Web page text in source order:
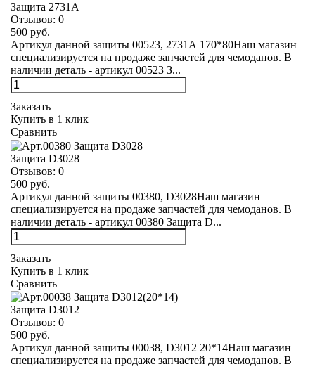
Защита 2731А
Отзывов: 0
500 руб.
Артикул данной защиты 00523, 2731А 170*80Наш магазин
специализируется на продаже запчастей для чемоданов. В
наличии деталь - артикул 00523 З...
Заказать
Купить в 1 клик
Сравнить
Защита D3028
Отзывов: 0
500 руб.
Артикул данной защиты 00380, D3028Наш магазин
специализируется на продаже запчастей для чемоданов. В
наличии деталь - артикул 00380 Защита D...
Заказать
Купить в 1 клик
Сравнить
Защита D3012
Отзывов: 0
500 руб.
Артикул данной защиты 00038, D3012 20*14Наш магазин
специализируется на продаже запчастей для чемоданов. В